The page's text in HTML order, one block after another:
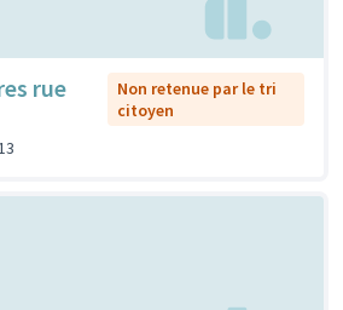
rue
Non retenue par le tri
citoyen